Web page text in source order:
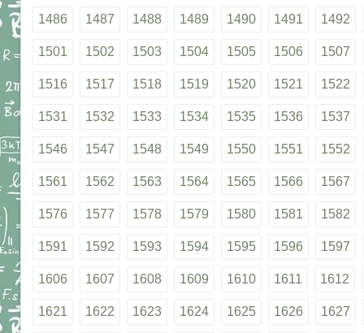
1486 1487 1488 1489 1490 1491 1492
1501 1502 1503 1504 1505 1506 1507
1516 1517 1518 1519 1520 1521 1522
1531 1532 1533 1534 1535 1536 1537
1546 1547 1548 1549 1550 1551 1552
1561 1562 1563 1564 1565 1566 1567
1576 1577 1578 1579 1580 1581 1582
1591 1592 1593 1594 1595 1596 1597
1606 1607 1608 1609 1610 1611 1612
1621 1622 1623 1624 1625 1626 1627